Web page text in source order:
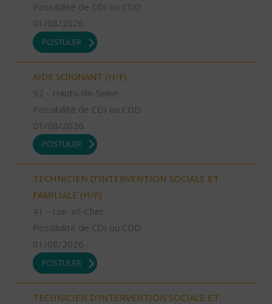
Possibilité de CDI ou CDD
01/08/2026
POSTULER
AIDE SOIGNANT (H/F)
92 - Hauts-de-Seine
Possibilité de CDI ou CDD
01/08/2026
POSTULER
TECHNICIEN D’INTERVENTION SOCIALE ET
FAMILIALE (H/F)
41 - Loir-et-Cher
Possibilité de CDI ou CDD
01/08/2026
POSTULER
TECHNICIEN D’INTERVENTION SOCIALE ET